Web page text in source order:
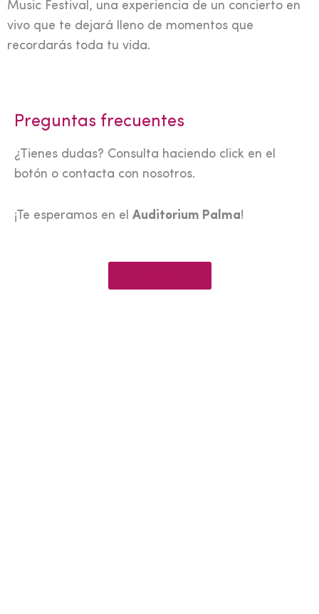
Music Festival, una experiencia de un concierto en
vivo que te dejará lleno de momentos que
recordarás toda tu vida.
Preguntas frecuentes
¿Tienes dudas? Consulta haciendo click en el
botón o contacta con nosotros.
¡Te esperamos en el Auditorium Palma!